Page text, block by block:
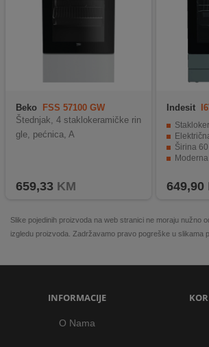
Beko
FSS 57100 GW
Štednjak, 4 staklokeramičke rin
gle, pećnica, A
659,33KM
Indesit
Električna
Širina 60
649,90
Slike pojedinih proizvoda na web stranici ne moraju nužno
izgledu proizvoda. Zadržavamo pravo pogreške u slikama
INFORMACIJE
O Nama